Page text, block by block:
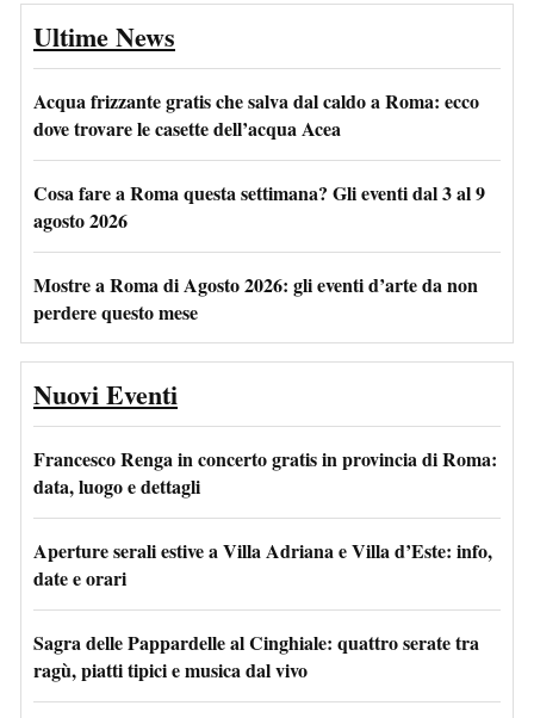
Ultime News
Acqua frizzante gratis che salva dal caldo a Roma: ecco
dove trovare le casette dell’acqua Acea
Cosa fare a Roma questa settimana? Gli eventi dal 3 al 9
agosto 2026
Mostre a Roma di Agosto 2026: gli eventi d’arte da non
perdere questo mese
Nuovi Eventi
Francesco Renga in concerto gratis in provincia di Roma:
data, luogo e dettagli
Aperture serali estive a Villa Adriana e Villa d’Este: info,
date e orari
Sagra delle Pappardelle al Cinghiale: quattro serate tra
ragù, piatti tipici e musica dal vivo